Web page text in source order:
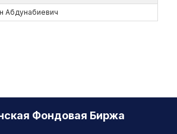
Абдунабиевич
Фондовая Биржа